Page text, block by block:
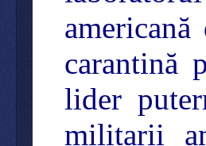
carantină
lider
militarii